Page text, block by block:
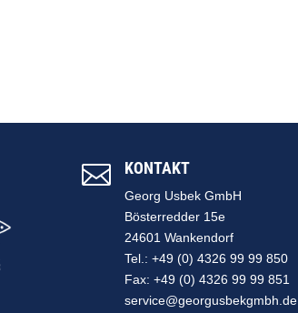
 KONTAKT
Georg Usbek GmbH
Bösterredder 15e
24601 Wankendorf
Tel.: +49 (0) 4326 99 99 850
Fax: +49 (0) 4326 99 99 851
service@georgusbekgmbh.de